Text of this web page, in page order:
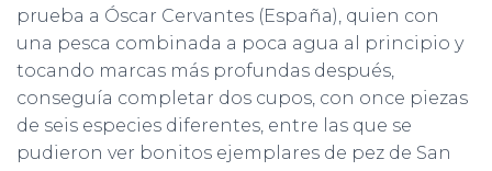
prueba a Óscar Cervantes (España), quien con
una pesca combinada a poca agua al principio y
tocando marcas más profundas después,
conseguía completar dos cupos, con once piezas
de seis especies diferentes, entre las que se
pudieron ver bonitos ejemplares de pez de San